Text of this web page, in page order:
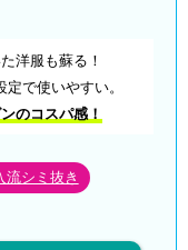
洋服も蘇る！
で使いやすい。
のコスパ感！
流シミ抜き